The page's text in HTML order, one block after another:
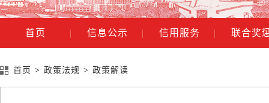
首页 | 信息公示 | 信用服务 | 联合奖
首页 > 政策法规 > 政策解读